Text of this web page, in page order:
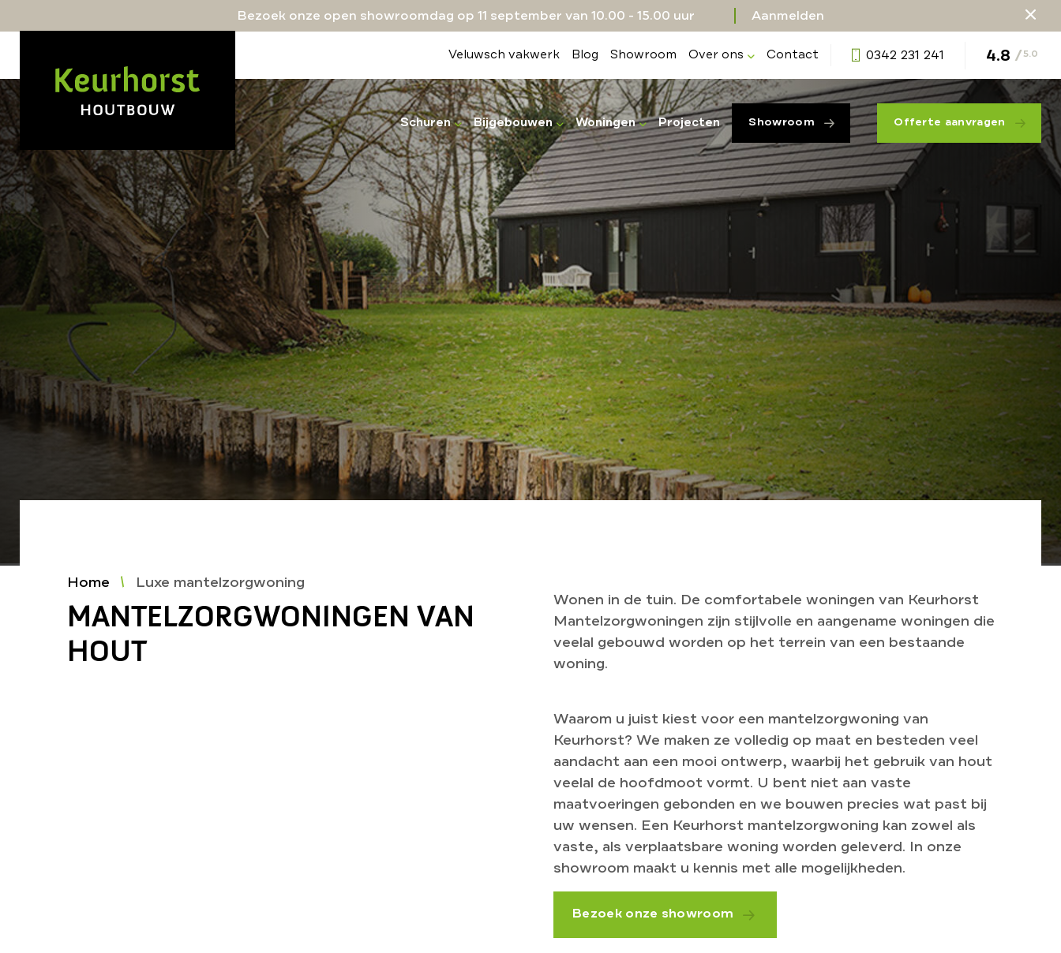
Bezoek onze open showroomdag op 11 september van 10.00 - 15.00 uur Aanmelden
Veluwsch vakwerk Blog Showroom Over ons Contact 0342 231 241 4.8 /5.0
Schuren Bijgebouwen Woningen Projecten Showroom Offerte aanvragen
Home Luxe mantelzorgwoning
MANTELZORGWONINGEN VAN
HOUT
Wonen in de tuin. De comfortabele woningen van Keurhorst
Mantelzorgwoningen zijn stijlvolle en aangename woningen die
veelal gebouwd worden op het terrein van een bestaande
woning.
Waarom u juist kiest voor een mantelzorgwoning van
Keurhorst? We maken ze volledig op maat en besteden veel
aandacht aan een mooi ontwerp, waarbij het gebruik van hout
veelal de hoofdmoot vormt. U bent niet aan vaste
maatvoeringen gebonden en we bouwen precies wat past bij
uw wensen. Een Keurhorst mantelzorgwoning kan zowel als
vaste, als verplaatsbare woning worden geleverd. In onze
showroom maakt u kennis met alle mogelijkheden.
Bezoek onze showroom